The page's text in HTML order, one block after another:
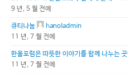
9 년, 5 월 전에
큐티나눔
hanoladmin
11 년, 7 월 전에
한올포럼은 따뜻한 이야기를 함께 나누는
11 년, 7 월 전에